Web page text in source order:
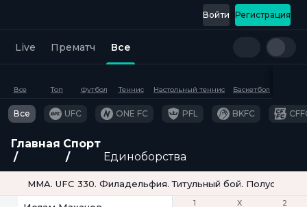
Регистрация
Войти
Live Прематч Все
Все Топ Футбол Теннис Настольный теннис Баскетбол
Все UFC ONE FC PFL BKFC
Главная Спорт
Единоборства
MMA. UFC 330. Филадельфия. Титульный бой.
1 Х 2
1 Х 2